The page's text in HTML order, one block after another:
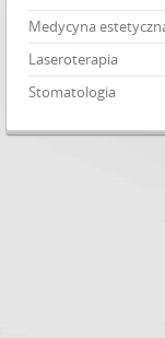
Medycyna
Laseroterapia
Stomatologia